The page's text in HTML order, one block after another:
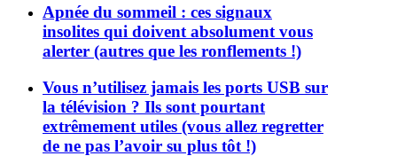
Apnée du sommeil : ces signaux
insolites qui doivent absolument vous
alerter (autres que les ronflements !)
Vous n’utilisez jamais les ports USB sur
la télévision ? Ils sont pourtant
extrêmement utiles (vous allez regretter
de ne pas l’avoir su plus tôt !)